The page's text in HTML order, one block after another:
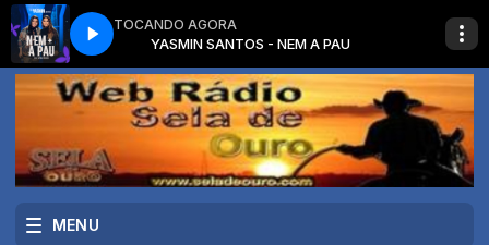
TOCANDO AGORA
PAU YASMIN SANTOS - NEM A PAU
MENU